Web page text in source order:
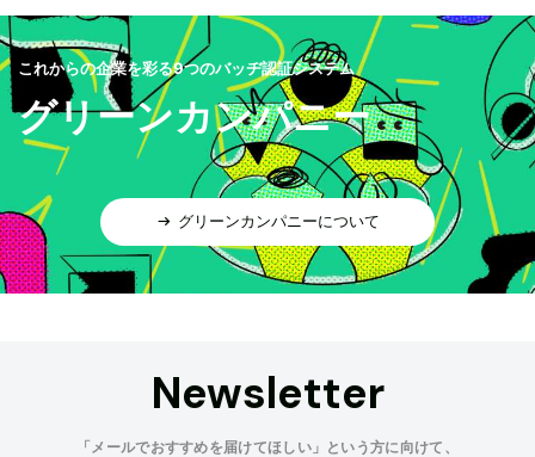
これからの企業を彩る9つのバッヂ認証システム
グリーンカンパニー
グリーンカンパニーについて
Newsletter
「メールでおすすめを届けてほしい」という方に向けて、